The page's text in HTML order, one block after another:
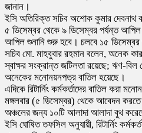
জানান।
ইসি অতিরিক্ত সচিব অশোক কুমার দেবনাথ
৫ ডিসেম্বর থেকে ৯ ডিসেম্বর পর্যন্ত
আপিল শুনানি শুরু হবে। চলবে ১৫ ডিসেম্বর
সচিব মো. মাহবুবার রহমান বলেন, অনেক
স্বাক্ষর সংক্রান্ত জটিলতা রয়েছে; ঋণ-বিল
অনেকের মনোনয়নপত্র বাতিল হয়েছে।
এদিকে রিটার্নিং কর্মকর্তাদের বাতিল করা
মঙ্গলবার (৫ ডিসেম্বর) থেকে আবেদন করতে
অঞ্চলের জন্য ১০টি আলাদা আলাদা বুথ
ইসি ঘোষিত তফসিল অনুযায়ী, রিটার্নিং